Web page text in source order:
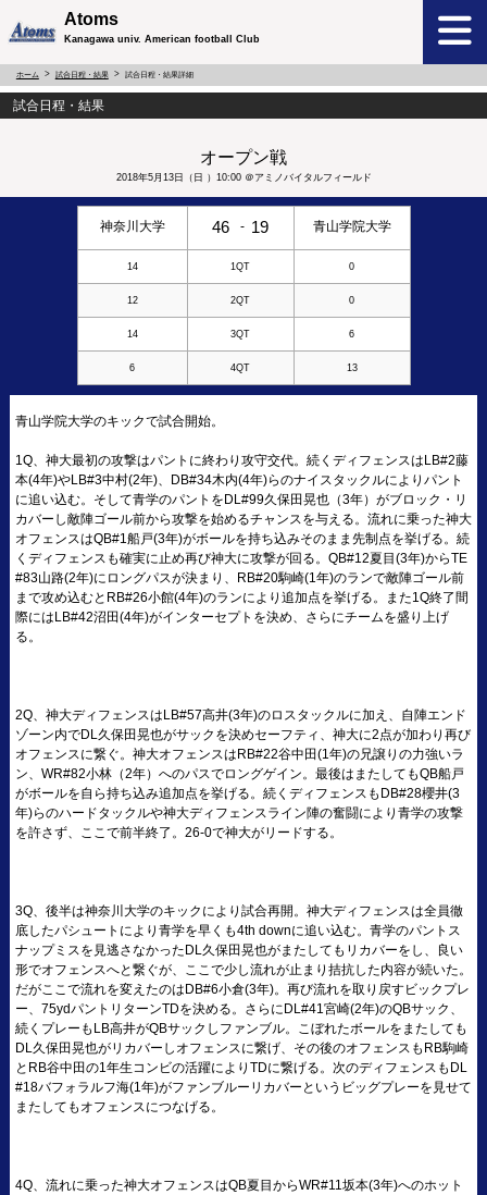
Atoms
Kanagawa univ. American football Club
ホーム 試合日程・結果 試合日程・結果詳細
試合日程・結果
オープン戦
2018年5月13日（日 ）10:00 ＠ アミノバイタルフィールド
神奈川大学 46 - 19 青山学院大学
14 1QT 0
12 2QT 0
14 3QT 6
6 4QT 13
青山学院大学のキックで試合開始。
1Q、神大最初の攻撃はパントに終わり攻守交代。続くディフェンスはLB#2藤
本(4年)やLB#3中村(2年)、DB#34木内(4年)らのナイスタックルによりパント
に追い込む。そして青学のパントをDL#99久保田晃也（3年）がブロック・リ
カバーし敵陣ゴール前から攻撃を始めるチャンスを与える。流れに乗った神大
オフェンスはQB#1船戸(3年)がボールを持ち込みそのまま先制点を挙げる。続
くディフェンスも確実に止め再び神大に攻撃が回る。QB#12夏目(3年)からTE
#83山路(2年)にロングパスが決まり、RB#20駒崎(1年)のランで敵陣ゴール前
まで攻め込むとRB#26小館(4年)のランにより追加点を挙げる。また1Q終了間
際にはLB#42沼田(4年)がインターセプトを決め、さらにチームを盛り上げ
る。
2Q、神大ディフェンスはLB#57高井(3年)のロスタックルに加え、自陣エンド
ゾーン内でDL久保田晃也がサックを決めセーフティ、神大に2点が加わり再び
オフェンスに繋ぐ。神大オフェンスはRB#22谷中田(1年)の兄譲りの力強いラ
ン、WR#82小林（2年）へのパスでロングゲイン。最後はまたしてもQB船戸
がボールを自ら持ち込み追加点を挙げる。続くディフェンスもDB#28櫻井(3
年)らのハードタックルや神大ディフェンスライン陣の奮闘により青学の攻撃
を許さず、ここで前半終了。26-0で神大がリードする。
3Q、後半は神奈川大学のキックにより試合再開。神大ディフェンスは全員徹
底したパシュートにより青学を早くも4th downに追い込む。青学のパントス
ナップミスを見逃さなかったDL久保田晃也がまたしてもリカバーをし、良い
形でオフェンスへと繋ぐが、ここで少し流れが止まり拮抗した内容が続いた。
だがここで流れを変えたのはDB#6小倉(3年)。再び流れを取り戻すビックプレ
ー、75ydパントリターンTDを決める。さらにDL#41宮崎(2年)のQBサック、
続くプレーもLB高井がQBサックしファンブル。こぼれたボールをまたしても
DL久保田晃也がリカバーしオフェンスに繋げ、その後のオフェンスもRB駒崎
とRB谷中田の1年生コンビの活躍によりTDに繋げる。次のディフェンスもDL
#18バフォラルフ海(1年)がファンブルーリカバーというビッグプレーを見せて
またしてもオフェンスにつなげる。
4Q、流れに乗った神大オフェンスはQB夏目からWR#11坂本(3年)へのホット